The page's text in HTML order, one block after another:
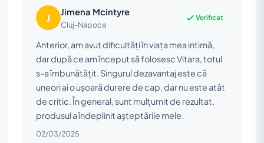
J Jimena Mcintyre
Cluj-Napoca
Verificat
Anterior, am avut dificultăți în viața mea intimă,
dar după ce am început să folosesc Vitara, totul
s-a îmbunătățit. Singurul dezavantaj este că
uneori ai o ușoară durere de cap, dar nu este atât
de critic. În general, sunt mulțumit de rezultat,
produsul a îndeplinit așteptările mele.
02/03/2025